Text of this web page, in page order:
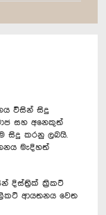
විසින් සිදු
සහ අනෙකුත්
සිදු කරනු ලබයි.
මැදිහත්
දිස්ත්‍රික් ක්‍රිකට්
ආයතනය වෙත